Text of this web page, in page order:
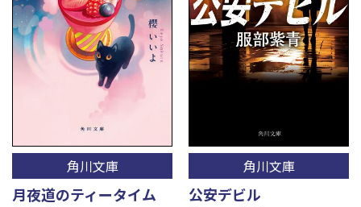
角川文庫
月夜道のティータイム
角川文庫
公安デビル